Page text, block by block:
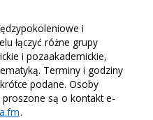
i
łączyć różne grupy
i pozaakademickie,
Terminy i godziny
podane. Osoby
są o kontakt e-
.